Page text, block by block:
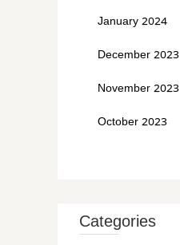
January 2024
December 2023
November 2023
October 2023
Categories